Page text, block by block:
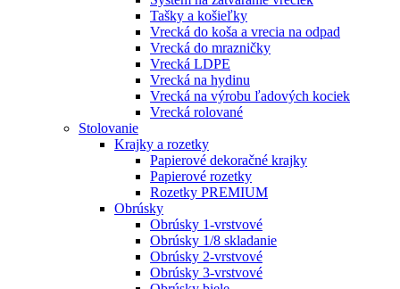
Tašky a košieľky
Vrecká do koša a vrecia na odpad
Vrecká do mrazničky
Vrecká LDPE
Vrecká na hydinu
Vrecká na výrobu ľadových kociek
Vrecká rolované
Stolovanie
Krajky a rozetky
Papierové dekoračné krajky
Papierové rozetky
Rozetky PREMIUM
Obrúsky
Obrúsky 1-vrstvové
Obrúsky 1/8 skladanie
Obrúsky 2-vrstvové
Obrúsky 3-vrstvové